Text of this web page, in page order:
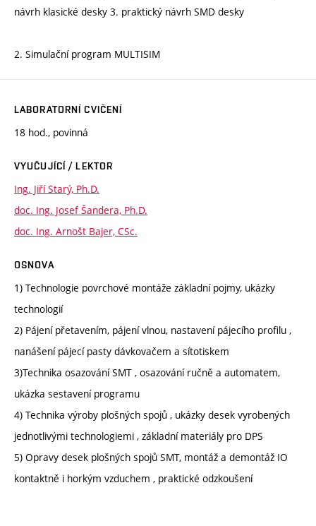
návrh klasické desky 3. praktický návrh SMD desky
2. Simulační program MULTISIM
LABORATORNÍ CVIČENÍ
18 hod., povinná
VYUČUJÍCÍ / LEKTOR
Ing. Jiří Starý, Ph.D.
doc. Ing. Josef Šandera, Ph.D.
doc. Ing. Arnošt Bajer, CSc.
OSNOVA
1) Technologie povrchové montáže základní pojmy, ukázky
technologií
2) Pájení přetavením, pájení vlnou, nastavení pájecího profilu ,
nanášení pájecí pasty dávkovačem a sítotiskem
3)Technika osazování SMT , osazování ručně a automatem,
ukázka sestavení programu
4) Technika výroby plošných spojů , ukázky desek vyrobených
jednotlivými technologiemi , základní materiály pro DPS
5) Opravy desek plošných spojů SMT, montáž a demontáž IO
kontaktně i horkým vzduchem , praktické odzkoušení